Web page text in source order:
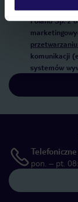
Wyrażam
Poland Sp. z
komunikacji
systemów
pon. – pt.